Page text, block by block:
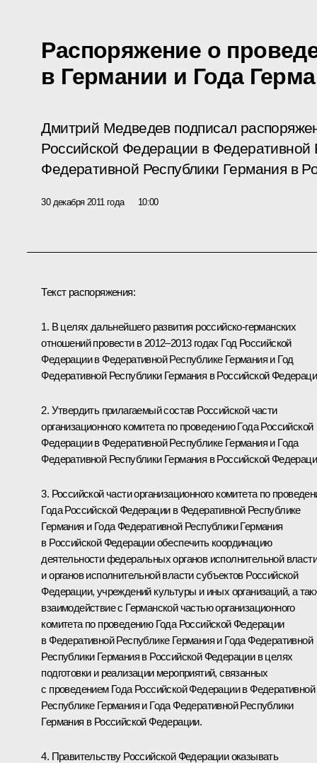
Распоряжение о
в Германии и Года
Дмитрий Медведев подписал
Российской Федерации в Федеративной
Федеративной Республики Германия в
30 декабря 2011 года 10:00
Текст распоряжения:
1. В целях дальнейшего развития российско-германских
отношений провести в 2012–2013 годах Год Российской
Федерации в Федеративной Республике Германия и Год
Федеративной Республики Германия в Российской
2. Утвердить прилагаемый состав Российской части
организационного комитета по проведению Года Российской
Федерации в Федеративной Республике Германия и Года
Федеративной Республики Германия в Российской
3. Российской части организационного комитета по
Года Российской Федерации в Федеративной Республике
Германия и Года Федеративной Республики Германия
в Российской Федерации обеспечить координацию
деятельности федеральных органов исполнительной власти
и органов исполнительной власти субъектов Российской
Федерации, учреждений культуры и иных организаций, а
взаимодействие с Германской частью организационного
комитета по проведению Года Российской Федерации
в Федеративной Республике Германия и Года Федеративной
Республики Германия в Российской Федерации в целях
подготовки и реализации мероприятий, связанных
с проведением Года Российской Федерации в Федеративной
Республике Германия и Года Федеративной Республики
Германия в Российской Федерации.
4. Правительству Российской Федерации оказывать